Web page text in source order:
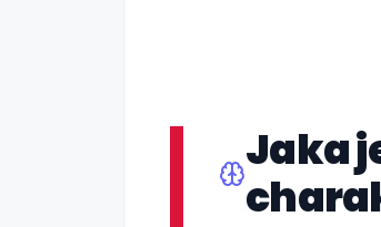
Jaka